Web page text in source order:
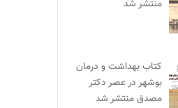
منتشر شد
کتاب بهداشت و درمان
بوشهر در عصر دکتر
مصدق منتشر شد